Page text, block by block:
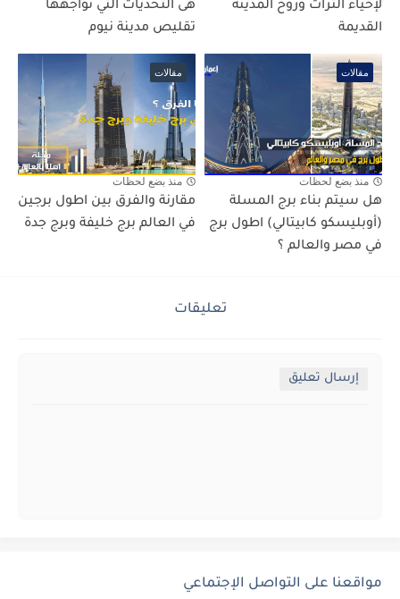
لإحياء التراث وروح المدينة
القديمة
هى التحديات التي تواجهها
تقليص مدينة نيوم
مقالات
منذ بضع لحظات
هل سيتم بناء برج المسلة
(أوبليسكو كابيتالي) اطول برج
في مصر والعالم ؟
مقالات
منذ بضع لحظات
مقارنة والفرق بين اطول برجين
في العالم برج خليفة وبرج جدة
تعليقات
إرسال تعليق
مواقعنا على التواصل الإجتماعي